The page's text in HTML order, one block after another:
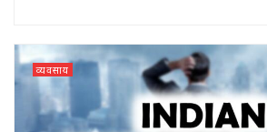
व्यवसाय